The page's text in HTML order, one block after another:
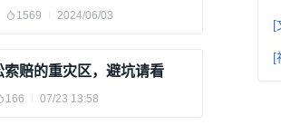
1569 2024/06/03
索赔的重灾区，避坑请看
166 07/23 13:58
[
[